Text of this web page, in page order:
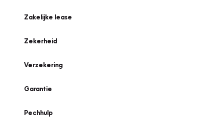
Zakelijke lease
Zekerheid
Verzekering
Garantie
Pechhulp